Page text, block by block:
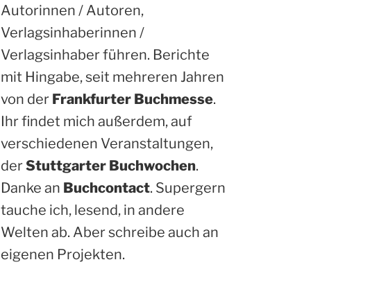
Autorinnen / Autoren,
Verlagsinhaberinnen /
Verlagsinhaber führen. Berichte
mit Hingabe, seit mehreren Jahren
von der Frankfurter Buchmesse.
Ihr findet mich außerdem, auf
verschiedenen Veranstaltungen,
derStuttgarter Buchwochen.
Danke an Buchcontact. Supergern
tauche ich, lesend, in andere
Welten ab. Aber schreibe auch an
eigenen Projekten.